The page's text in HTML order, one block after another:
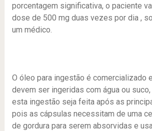
porcentagem significativa, o paciente
dose de 500 mg duas vezes por dia ,
um médico.
O óleo para ingestão é comercializado
devem ser ingeridas com água ou
esta ingestão seja feita após as
pois as cápsulas necessitam de uma
de gordura para serem absorvidas e